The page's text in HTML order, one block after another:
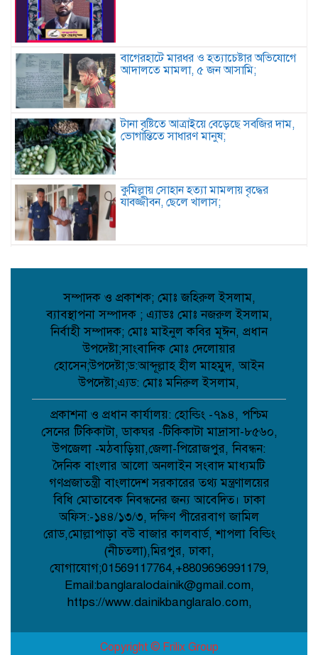
বাগেরহাটে মারধর ও হত্যাচেষ্টার অভিযোগে
আদালতে মামলা, ৫ জন আসামি;
টানা বৃষ্টিতে আত্রাইয়ে বেড়েছে সবজির দাম,
ভোগান্তিতে সাধারণ মানুষ;
কুমিল্লায় সোহান হত্যা মামলায় বৃদ্ধের
যাবজ্জীবন, ছেলে খালাস;
আটক ১, ৪ মাসের কারাদণ্ড;
কবিতা: আত্মমর্যাদা;
বৈরী আবহাওয়া উপেক্ষা করে মাদারগঞ্জে
বিএনপির আনন্দ ও বিজয় মিছিল;
আত্রাইয়ে বান্দাইখাড়া টেকনিক্যাল অ্যান্ড
বিএম কলেজে জুলাই গণঅভ্যুত্থান দিবস
পালিত;
পোরশায় শহিদ পরিবার ও জুলাই যোদ্ধাদের
সংবর্ধনা;
আত্রাইয়ে জুলাই গণঅভ্যুত্থান দিবসে
স্মৃতিচারণ জুলাই যোদ্ধাদের সংবর্ধনা ও
আলোচনা সভা অনুষ্ঠিত ;
সম্পাদক ও প্রকাশক; মোঃ জহিরুল ইসলাম,
ব্যাবস্থাপনা সম্পাদক ; এ্যাডঃ মোঃ নজরুল ইসলাম,
নির্বাহী সম্পাদক; মোঃ মাইনুল কবির মূঈন, প্রধান
উপদেষ্টা;সাংবাদিক মোঃ দেলোয়ার
হোসেন;উপদেষ্টা;ড:আব্দূল্লাহ হীল মাহমুদ, আইন
উপদেষ্টা;এ্যড: মোঃ মনিরুল ইসলাম,
প্রকাশনা ও প্রধান কার্যালয়: হোল্ডিং -৭৯৪, পশ্চিম
সেনের টিকিকাটা, ডাকঘর -টিকিকাটা মাদ্রাসা-৮৫৬০,
উপজেলা -মঠবাড়িয়া,জেলা-পিরোজপুর, নিবন্ধন:
দৈনিক বাংলার আলো অনলাইন সংবাদ মাধ্যমটি
গণপ্রজাতন্ত্রী বাংলাদেশ সরকারের তথ্য মন্ত্রণালয়ের
বিধি মোতাবেক নিবন্ধনের জন্য আবেদিত। ঢাকা
অফিস:-১৪৪/১৩/৩, দক্ষিণ পীরেরবাগ জামিল
রোড,মোল্লাপাড়া বউ বাজার কালবার্ড, শাপলা বিল্ডিং
(নীচতলা),মিরপুর, ঢাকা,
যোগাযোগ;01569117764,+8809696991179,
Email:banglaralodainik@gmail.com,
https://www.dainikbanglaralo.com,
Copyright © Frilix Group